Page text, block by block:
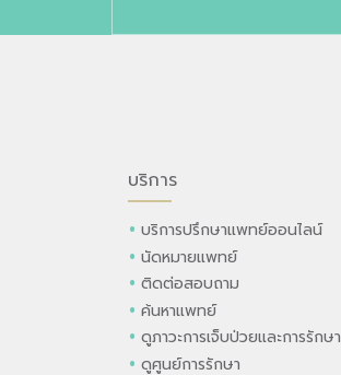
บริการ
บริการปรึกษาแพทย์ออนไลน์
นัดหมายแพทย์
ติดต่อสอบถาม
ค้นหาแพทย์
ดูภาวะการเจ็บป่วยและการรักษา
ดูศูนย์การรักษา